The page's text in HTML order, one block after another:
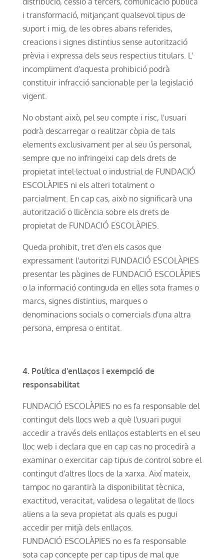
i transformació, mitjançant qualsevol tipus de
suport i mig, de les obres abans referides,
creacions i signes distintius sense autorització
prèvia i expressa dels seus respectius titulars. L'
incompliment d'aquesta prohibició podrà
constituir infracció sancionable per la legislació
vigent.
No obstant això, pel seu compte i risc, l'usuari
podrà descarregar o realitzar còpia de tals
elements exclusivament per al seu ús personal,
sempre que no infringeixi cap dels drets de
propietat intel·lectual o industrial de FUNDACIÓ
ESCOLÀPIES ni els alteri totalment o
parcialment. En cap cas, això no significarà una
autorització o llicència sobre els drets de
propietat de FUNDACIÓ ESCOLÀPIES.
Queda prohibit, tret d'en els casos que
expressament l'autoritzi FUNDACIÓ ESCOLÀPIES
presentar les pàgines de FUNDACIÓ ESCOLÀPIES
o la informació continguda en elles sota frames o
marcs, signes distintius, marques o
denominacions socials o comercials d'una altra
persona, empresa o entitat.
4. Política d'enllaços i exempció de
responsabilitat
FUNDACIÓ ESCOLÀPIES no es fa responsable del
contingut dels llocs web a què l'usuari pugui
accedir a través dels enllaços establerts en el seu
lloc web i declara que en cap cas no procedirà a
examinar o exercitar cap tipus de control sobre el
contingut d'altres llocs de la xarxa. Així mateix,
tampoc no garantirà la disponibilitat tècnica,
exactitud, veracitat, validesa o legalitat de llocs
aliens a la seva propietat als quals es pugui
accedir per mitjà dels enllaços.
FUNDACIÓ ESCOLÀPIES no es fa responsable
sota cap concepte per cap tipus de mal que